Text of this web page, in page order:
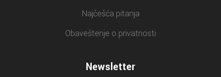
Najčešća pitanja
Obaveštenje o privatnosti
Newsletter